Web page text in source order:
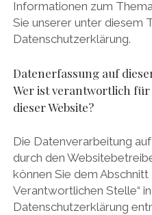
Informationen zum
Sie unserer unter diesem
Datenschutzerklärung.
Datenerfassung auf
Wer ist verantwortlich
dieser Website?
Die Datenverarbeitung
durch den
können Sie dem Abschnitt
Verantwortlichen Stelle“
Datenschutzerklärung